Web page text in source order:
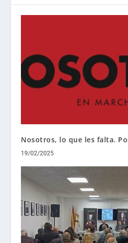
Nosotros, lo que les falta.
19/02/2025